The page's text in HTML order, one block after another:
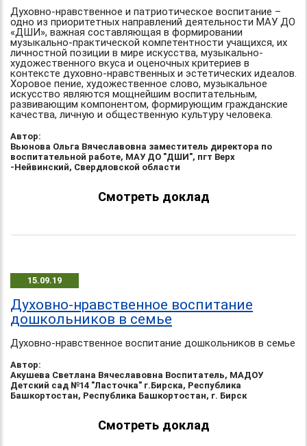
Духовно-нравственное и патриотическое воспитание –
одно из приоритетных направлений деятельности МАУ ДО
«ДШИ», важная составляющая в формировании
музыкально-практической компетентности учащихся, их
личностной позиции в мире искусства, музыкально-
художественного вкуса и оценочных критериев в
контексте духовно-нравственных и эстетических идеалов.
Хоровое пение, художественное слово, музыкальное
искусство являются мощнейшим воспитательным,
развивающим компонентом, формирующим гражданские
качества, личную и общественную культуру человека.
Автор:
Вьюнова Ольга Вячеславовна заместитель директора по
воспитательной работе, МАУ ДО "ДШИ", пгт Верх
-Нейвинский, Свердловской области
Смотреть доклад
15.09.19
Духовно-нравственное воспитание
дошкольников в семье
Духовно-нравственное воспитание дошкольников в семье
Автор:
Акушева Светлана Вячеславовна Воспитатель, МАДОУ
Детский сад №14 "Ласточка" г.Бирска, Республика
Башкортостан, Республика Башкортостан, г. Бирск
Смотреть доклад